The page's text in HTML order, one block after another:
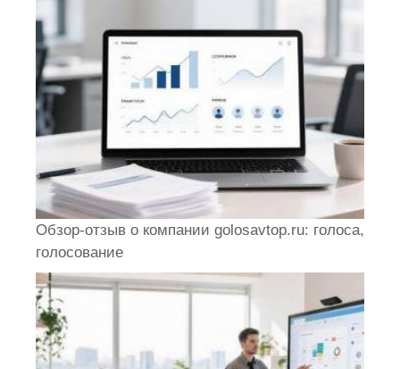
Обзор-отзыв о компании golosavtop.ru: голоса,
голосование